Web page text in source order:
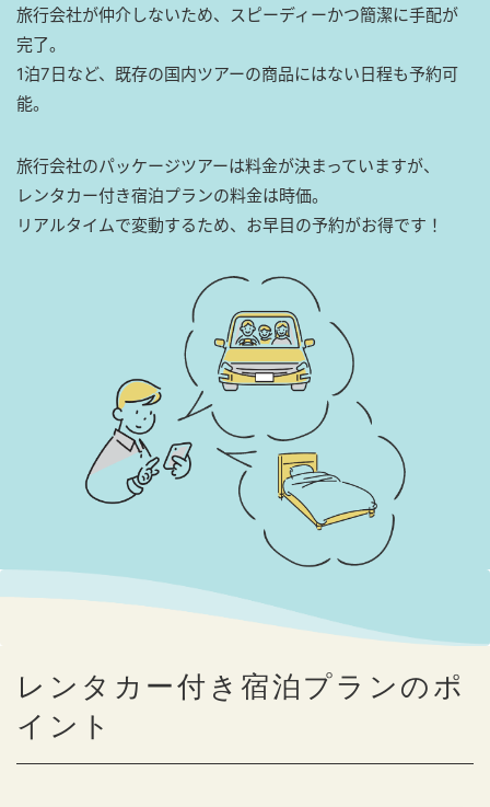
旅行会社が仲介しないため、スピーディーかつ簡潔に手配が
完了。
1泊7日など、既存の国内ツアーの商品にはない日程も予約可
能。
旅行会社のパッケージツアーは料金が決まっていますが、
レンタカー付き宿泊プランの料金は時価。
リアルタイムで変動するため、お早目の予約がお得です！
レンタカー付き宿泊プランのポ
イント